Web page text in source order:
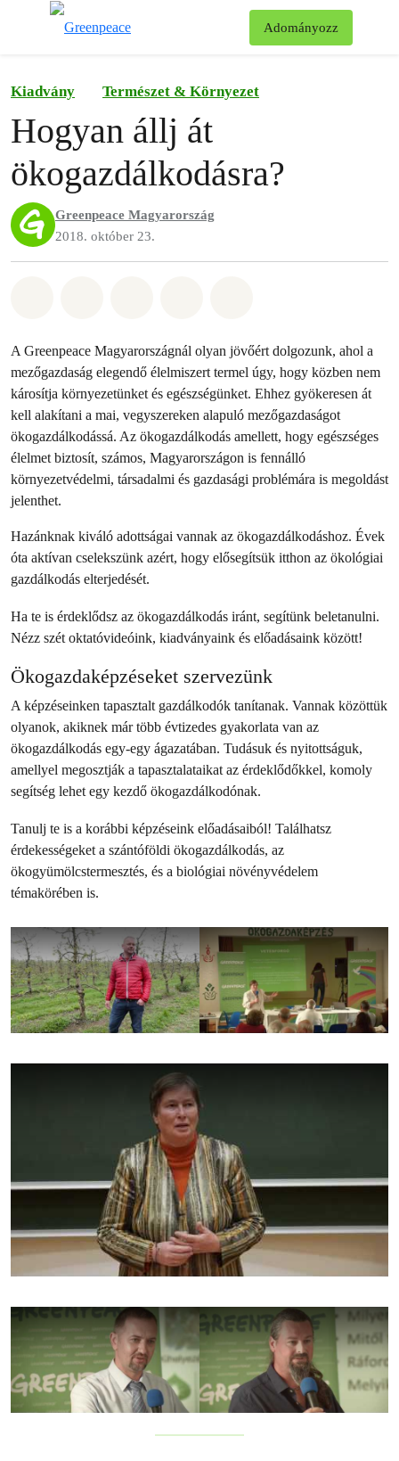
Adományozz
Kiadvány Természet & Környezet
Hogyan állj át
ökogazdálkodásra?
Greenpeace Magyarország
2018. október 23.
A Greenpeace Magyarországnál olyan jövőért dolgozunk, ahol a
mezőgazdaság elegendő élelmiszert termel úgy, hogy közben nem
károsítja környezetünket és egészségünket. Ehhez gyökeresen át
kell alakítani a mai, vegyszereken alapuló mezőgazdaságot
ökogazdálkodássá. Az ökogazdálkodás amellett, hogy egészséges
élelmet biztosít, számos, Magyarországon is fennálló
környezetvédelmi, társadalmi és gazdasági problémára is megoldást
jelenthet.
Hazánknak kiváló adottságai vannak az ökogazdálkodáshoz. Évek
óta aktívan cselekszünk azért, hogy elősegítsük itthon az ökológiai
gazdálkodás elterjedését.
Ha te is érdeklődsz az ökogazdálkodás iránt, segítünk beletanulni.
Nézz szét oktatóvideóink, kiadványaink és előadásaink között!
Ökogazdaképzéseket szervezünk
A képzéseinken tapasztalt gazdálkodók tanítanak. Vannak közöttük
olyanok, akiknek már több évtizedes gyakorlata van az
ökogazdálkodás egy-egy ágazatában. Tudásuk és nyitottságuk,
amellyel megosztják a tapasztalataikat az érdeklődőkkel, komoly
segítség lehet egy kezdő ökogazdálkodónak.
Tanulj te is a korábbi képzéseink előadásaiból! Találhatsz
érdekességeket a szántóföldi ökogazdálkodás, az
ökogyümölcstermesztés, és a biológiai növényvédelem
témakörében is.